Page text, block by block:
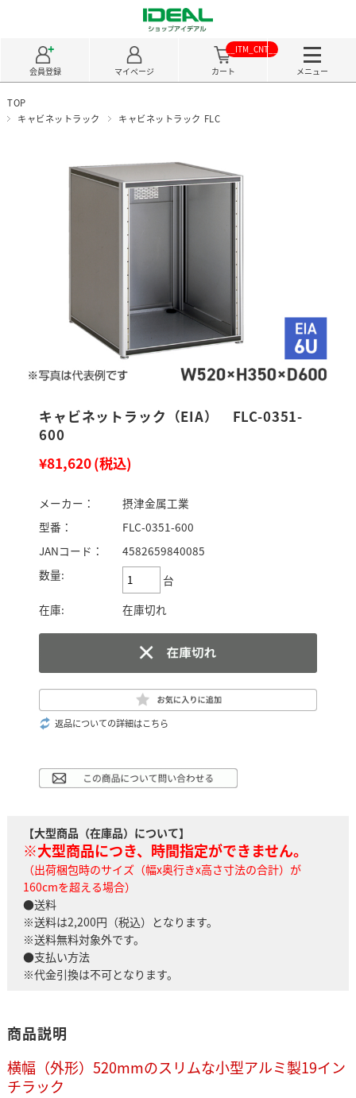
会員登録 マイページ カート
__ITM_CNT__
メニュー
TOP
キャビネットラック
キャビネットラック FLC
キャビネットラック（EIA） FLC-0351-
600
¥81,620(税込)
メーカー：
摂津金属工業
型番：
FLC-0351-600
JANコード：
4582659840085
数量:
台
在庫:
在庫切れ
返品についての詳細はこちら
【大型商品（在庫品）について】
※大型商品につき、時間指定ができません。
（出荷梱包時のサイズ（幅x奥行きx高さ寸法の合計）が
160cmを超える場合）
●送料
※送料は2,200円（税込）となります。
※送料無料対象外です。
●支払い方法
※代金引換は不可となります。
商品説明
横幅（外形）520mmのスリムな小型アルミ製19イン
チラック